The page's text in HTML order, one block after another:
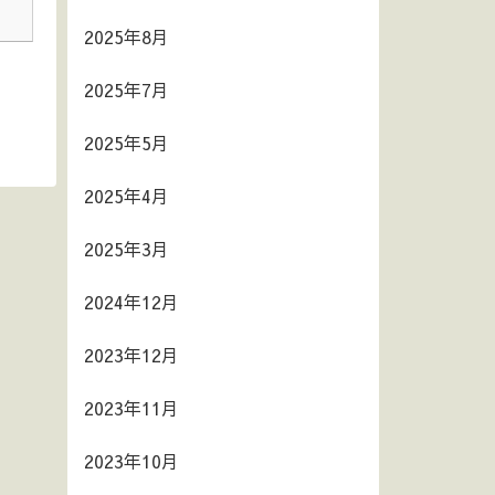
2025年8月
2025年7月
2025年5月
2025年4月
2025年3月
2024年12月
2023年12月
2023年11月
2023年10月